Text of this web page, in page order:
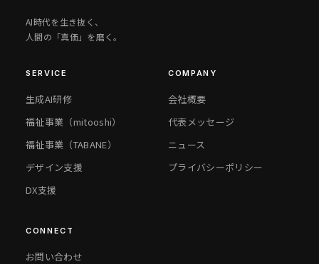
AI時代を生き抜く、
人間の「真価」を磨く。
SERVICE
生成AI研修
福祉事業（mitooshi）
福祉事業（TABANE）
デザイン支援
DX支援
COMPANY
会社概要
代表メッセージ
ニュース
プライバシーポリシー
CONNECT
お問い合わせ